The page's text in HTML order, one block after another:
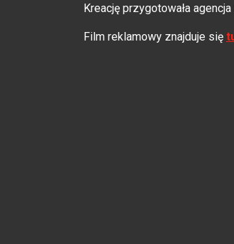
Kreację przygotowała
Film reklamowy znajduje się